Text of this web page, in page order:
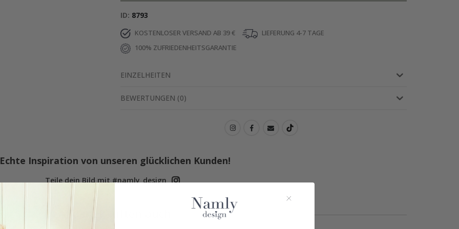
ID 8793
KOSTENLOSER VERSAND AB 39 €
LIEFERUNG 4-7 TAGE
100% ZUFRIEDENHEITSGARANTIE
EINZELHEITEN
BEWERTUNGEN (0)
Echte Inspiration von unseren glücklichen Kunden!
Teile dein Bild mit #namly_design
Andere kauften auch